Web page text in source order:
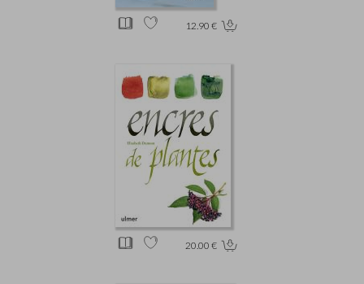
12.90 €
20.00 €